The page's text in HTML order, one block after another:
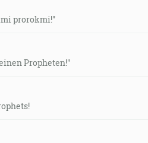
prorokmi!"
Propheten!"